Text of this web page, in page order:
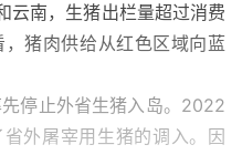
云南，生猪出栏量超过消费
猪肉供给从红色区域向蓝
停止外省生猪入岛。2022
外屠宰用生猪的调入。因